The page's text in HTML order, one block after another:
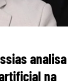
analisa
na